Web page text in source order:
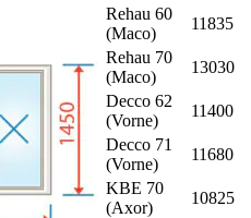
Rehau 60
(Maco)
11835
Rehau 70
(Maco)
13030
Decco 62
(Vorne)
11400
Decco 71
(Vorne)
11680
KBE 70
(Axor)
10825